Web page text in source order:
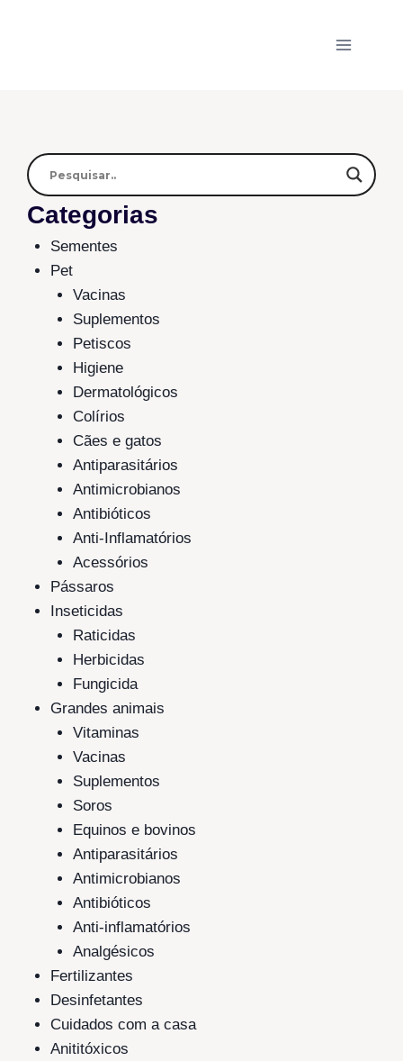
Categorias
Sementes
Pet
Vacinas
Suplementos
Petiscos
Higiene
Dermatológicos
Colírios
Cães e gatos
Antiparasitários
Antimicrobianos
Antibióticos
Anti-Inflamatórios
Acessórios
Pássaros
Inseticidas
Raticidas
Herbicidas
Fungicida
Grandes animais
Vitaminas
Vacinas
Suplementos
Soros
Equinos e bovinos
Antiparasitários
Antimicrobianos
Antibióticos
Anti-inflamatórios
Analgésicos
Fertilizantes
Desinfetantes
Cuidados com a casa
Anititóxicos